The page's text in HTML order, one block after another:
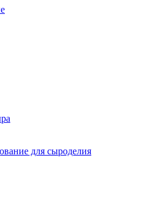
для сыроделия